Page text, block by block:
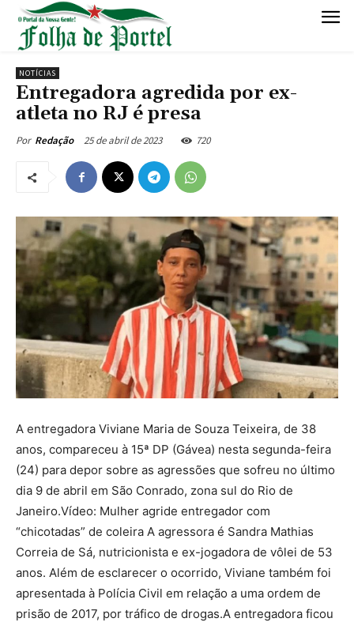
NOTÍCIAS
Entregadora agredida por ex-
atleta no RJ é presa
Por Redação 25 de abril de 2023 720
A entregadora Viviane Maria de Souza Teixeira, de 38
anos, compareceu à 15ª DP (Gávea) nesta segunda-feira
(24) para depor sobre as agressões que sofreu no último
dia 9 de abril em São Conrado, zona sul do Rio de
Janeiro.Vídeo: Mulher agride entregador com
“chicotadas” de coleira A agressora é Sandra Mathias
Correia de Sá, nutricionista e ex-jogadora de vôlei de 53
anos. Além de esclarecer o ocorrido, Viviane também foi
apresentada à Polícia Civil em relação a uma ordem de
prisão de 2017, por tráfico de drogas.A entregadora ficou